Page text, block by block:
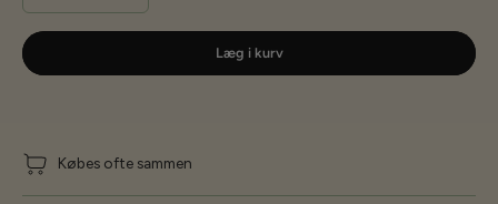
Læg i kurv
Købes ofte sammen